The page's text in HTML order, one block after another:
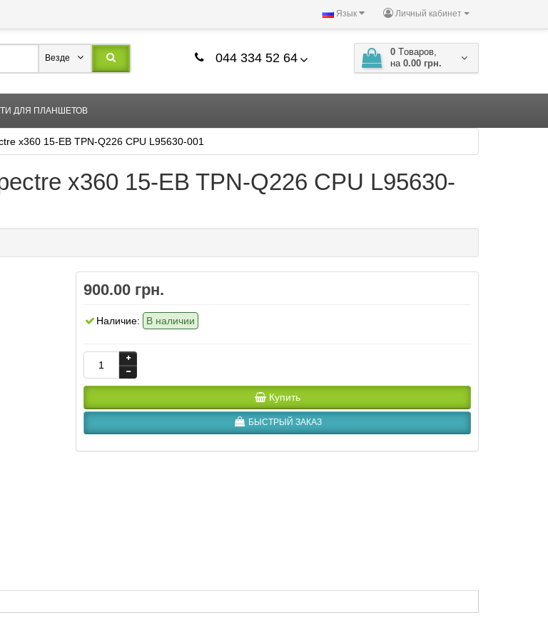
Личный кабинет
Язык
044 334 52 64 0 Tоваров,
на 0.00 грн.
Везде
ДЛЯ ПЛАНШЕТОВ
x360 15-EB TPN-Q226 CPU L95630-001
x360 15-EB TPN-Q226 CPU L95630-
900.00 грн.
Наличие: В наличии
Купить
БЫСТРЫЙ ЗАКАЗ